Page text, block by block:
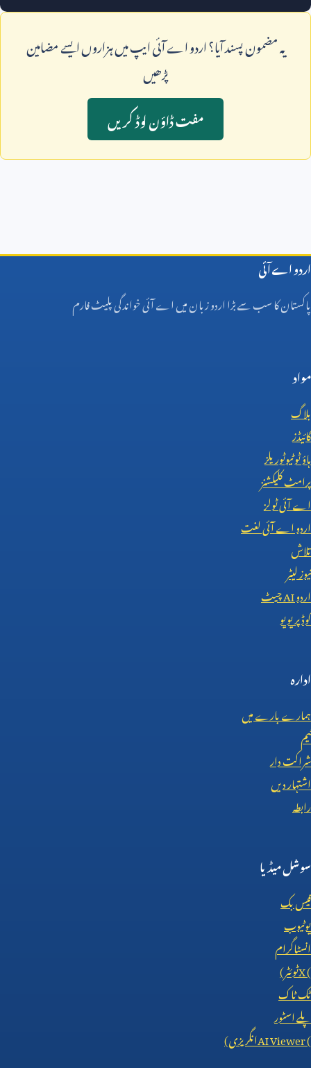
يہ مضمون پسند آيا؟ اردو اے آئی ايپ ميں ہزاروں ايسے مضامين
پڑھيں
مفت ڈاؤن لوڈ کريں
اردو اے آئی
پاکستان کا سب سے بڑا اردو زبان میں اے آئی خواندگی پلیٹ فارم
مواد
بلاگ
گائیڈز
ہاؤ ٹو ٹیوٹوریلز
پرامٹ کلیکشنز
اے آئی ٹولز
اردو اے آئی لغت
تلاش
نیوز لیٹر
اردوAIچیٹ
کوڈ پریویو
ادارہ
ہمارے بارے میں
ٹیم
شراکت دار
اشتہار دیں
رابطہ
سوشل میڈیا
فیس بک
یوٹیوب
انسٹاگرام
X (ٹوئٹر)
ٹک ٹاک
پلے اسٹور
AI Viewer (انگریزی)